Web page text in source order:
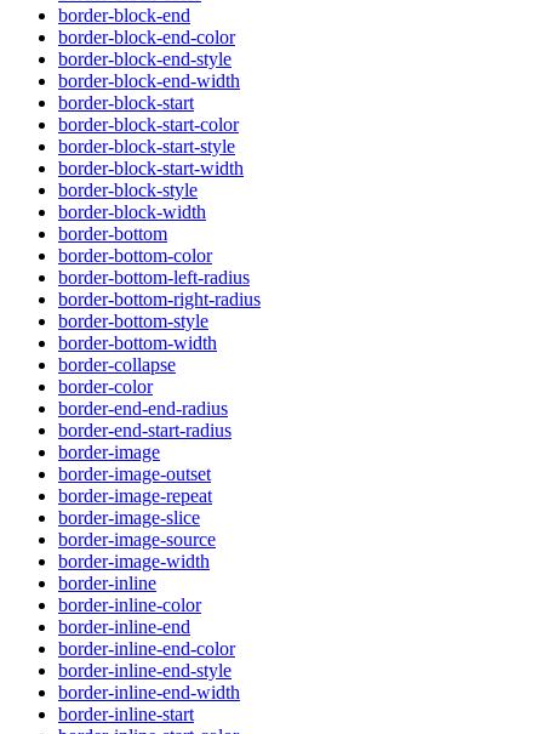
border-block-end
border-block-end-color
border-block-end-style
border-block-end-width
border-block-start
border-block-start-color
border-block-start-style
border-block-start-width
border-block-style
border-block-width
border-bottom
border-bottom-color
border-bottom-left-radius
border-bottom-right-radius
border-bottom-style
border-bottom-width
border-collapse
border-color
border-end-end-radius
border-end-start-radius
border-image
border-image-outset
border-image-repeat
border-image-slice
border-image-source
border-image-width
border-inline
border-inline-color
border-inline-end
border-inline-end-color
border-inline-end-style
border-inline-end-width
border-inline-start